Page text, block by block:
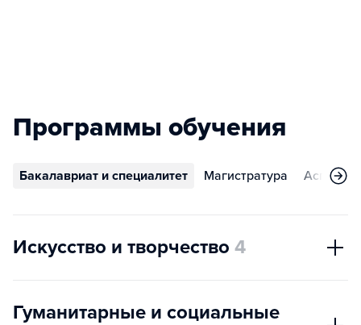
Программы обучения
Бакалавриат и специалитет Магистратура
Искусство и творчество 4
Гуманитарные и социальные